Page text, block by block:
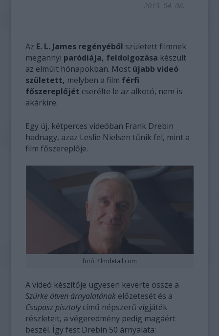
2015. 04. 06.
Az E. L. James regényéből született filmnek
megannyi paródiája, feldolgozása készült
az elmúlt hónapokban. Most újabb videó
született, melyben a film férfi
főszereplőjét cserélte le az alkotó, nem is
akárkire.
Egy új, kétperces videóban Frank Drebin
hadnagy, azaz Leslie Nielsen tűnik fel, mint a
film főszereplője.
fotó: filmdetail.com
A videó készítője ügyesen keverte össze a
Szürke ötven árnyalatának előzetesét és a
Csupasz pisztolycímű népszerű vígjáték
részleteit, a végeredmény pedig magáért
beszél. Így fest Drebin 50 árnyalata: